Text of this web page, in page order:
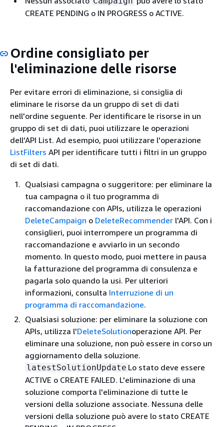
CREATE PENDING o IN PROGRESS o ACTIVE.
Ordine consigliato per
l'eliminazione delle risorse
Per evitare errori di eliminazione, si consiglia di
eliminare le risorse da un gruppo di set di dati
nell'ordine seguente. Per identificare le risorse in un
gruppo di set di dati, puoi utilizzare le operazioni
dell'API List. Ad esempio, puoi utilizzare l'operazione
ListFilters API per identificare tutti i filtri in un gruppo
di set di dati.
Qualsiasi campagna o suggeritore: per eliminare la
tua campagna o il tuo programma di
raccomandazione con APIs, utilizza le operazioni
DeleteCampaign o DeleteRecommender l'API. Con i
consiglieri, puoi interrompere un programma di
raccomandazione e avviarlo in un secondo
momento. In questo modo, puoi mettere in pausa
la fatturazione del programma di consulenza e
pagarla solo quando la usi. Per ulteriori
informazioni, consulta Interruzione di un
programma di raccomandazione.
Qualsiasi soluzione: per eliminare la soluzione con
APIs, utilizza l'DeleteSolutionoperazione API. Per
eliminare una soluzione, non può essere in corso un
aggiornamento della soluzione.
latestSolutionUpdate Lo stato deve essere
ACTIVE o CREATE FAILED. L'eliminazione di una
soluzione comporta l'eliminazione di tutte le
versioni della soluzione associate. Nessuna delle
versioni della soluzione può avere lo stato CREATE